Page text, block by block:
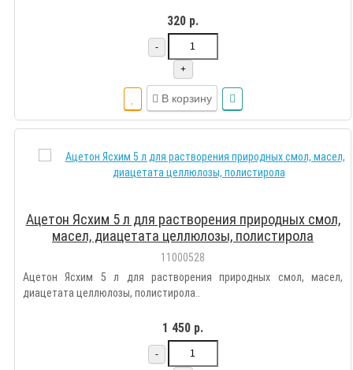
320 р.
-
+
В корзину
Ацетон Ясхим 5 л для растворения природных смол,
масел, диацетата целлюлозы, полистирола
11000528
Ацетон Ясхим 5 л для растворения природных смол, масел,
диацетата целлюлозы, полистирола..
1 450 р.
-